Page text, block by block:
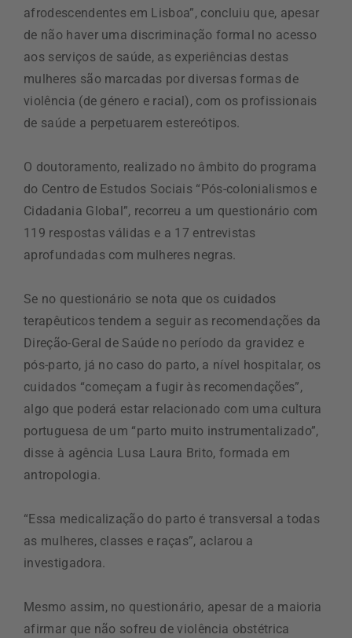
afrodescendentes em Lisboa”, concluiu que, apesar
de não haver uma discriminação formal no acesso
aos serviços de saúde, as experiências destas
mulheres são marcadas por diversas formas de
violência (de género e racial), com os profissionais
de saúde a perpetuarem estereótipos.
O doutoramento, realizado no âmbito do programa
do Centro de Estudos Sociais “Pós-colonialismos e
Cidadania Global”, recorreu a um questionário com
119 respostas válidas e a 17 entrevistas
aprofundadas com mulheres negras.
Se no questionário se nota que os cuidados
terapêuticos tendem a seguir as recomendações da
Direção-Geral de Saúde no período da gravidez e
pós-parto, já no caso do parto, a nível hospitalar, os
cuidados “começam a fugir às recomendações”,
algo que poderá estar relacionado com uma cultura
portuguesa de um “parto muito instrumentalizado”,
disse à agência Lusa Laura Brito, formada em
antropologia.
“Essa medicalização do parto é transversal a todas
as mulheres, classes e raças”, aclarou a
investigadora.
Mesmo assim, no questionário, apesar de a maioria
afirmar que não sofreu de violência obstétrica